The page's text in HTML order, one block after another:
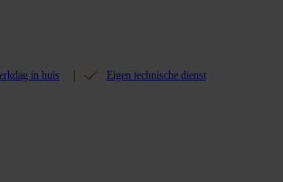
in huis Eigen technische dienst